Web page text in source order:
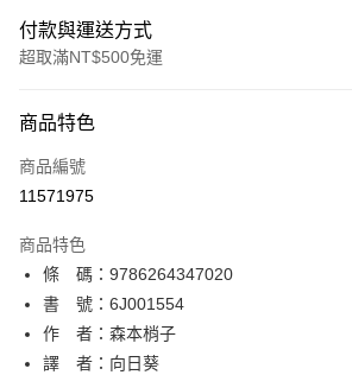
付款與運送方式
超取滿NT$500免運
信用卡一次付款
超商取貨付款
相關說明
【關於「AFTEE先享後付」】
AFTEE先享後付是「在收到商品之後才付款」的支
便利好安心！
１．簡單：不需註冊會員、不需綁卡、不需儲值。
２．便利：只要手機號碼，簡訊認證，即可結帳。
ATM付款
運送方式
商品特色
商品編號
11571975
商品特色
條 碼：9786264347020
書 號：6J001554
作 者：森本梢子
譯 者：向日葵